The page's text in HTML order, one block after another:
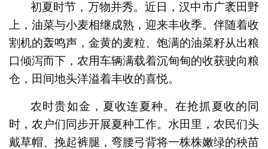
初夏时节，万物并秀。近日，汉中市广袤田野
上，油菜与小麦相继成熟，迎来丰收季。伴随着收
割机的轰鸣声，金黄的麦粒、饱满的油菜籽从出粮
口倾泻而下，农用车辆满载着沉甸甸的收获驶向粮
仓，田间地头洋溢着丰收的喜悦。
农时贵如金，夏收连夏种。在抢抓夏收的同
时，农户们同步开展夏种工作。水田里，农民们头
戴草帽、挽起裤腿，弯腰弓背将一株株嫩绿的秧苗